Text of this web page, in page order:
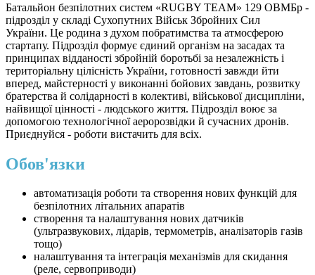
Батальйон безпілотних систем «RUGBY TEAM» 129 ОВМБр -
підрозділ у складі Сухопутних Військ Збройних Сил
України. Це родина з духом побратимства та атмосферою
стартапу. Підрозділ формує єдиний організм на засадах та
принципах відданості збройній боротьбі за незалежність і
територіальну цілісність України, готовності завжди йти
вперед, майстерності у виконанні бойових завдань, розвитку
братерства й солідарності в колективі, військової дисципліни,
найвищої цінності - людського життя. Підрозділ воює за
допомогою технологічної аеророзвідки й сучасних дронів.
Приєднуйся - роботи вистачить для всіх.
Обов'язки
автоматизація роботи та створення нових функцій для
безпілотних літальних апаратів
створення та налаштування нових датчиків
(ультразвукових, лідарів, термометрів, аналізаторів газів
тощо)
налаштування та інтеграція механізмів для скидання
(реле, сервоприводи)